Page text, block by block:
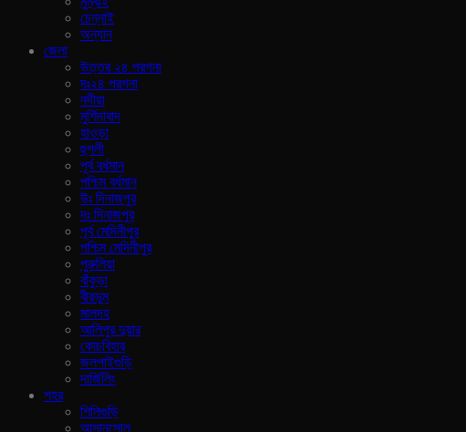
চেন্নাই
অন্যান
জেলা
উত্তর ২৪ পরগনা
দঃ২৪ পরগনা
নদীয়া
মুর্শিদাবাদ
হাওড়া
হুগলী
পূর্ব বর্ধমান
পশ্চিম বর্ধমান
উঃ দিনাজপুর
দঃ দিনাজপুর
পূর্ব মেদিনীপুর
পশ্চিম মেদিনীপুর
পুরুলিয়া
বাঁকুড়া
বীরভুম
মালদহ
আলিপুর দুয়ার
কোচবিহার
জলপাইগুড়ি
দার্জিলিং
শহর
শিলিগুড়ি
আসানসোল